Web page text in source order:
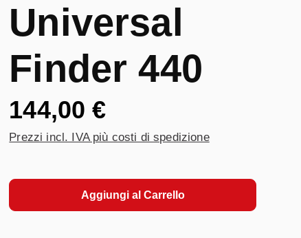
Universal
Finder 440
144,00 €
Prezzi incl. IVA più costi di spedizione
Aggiungi al Carrello